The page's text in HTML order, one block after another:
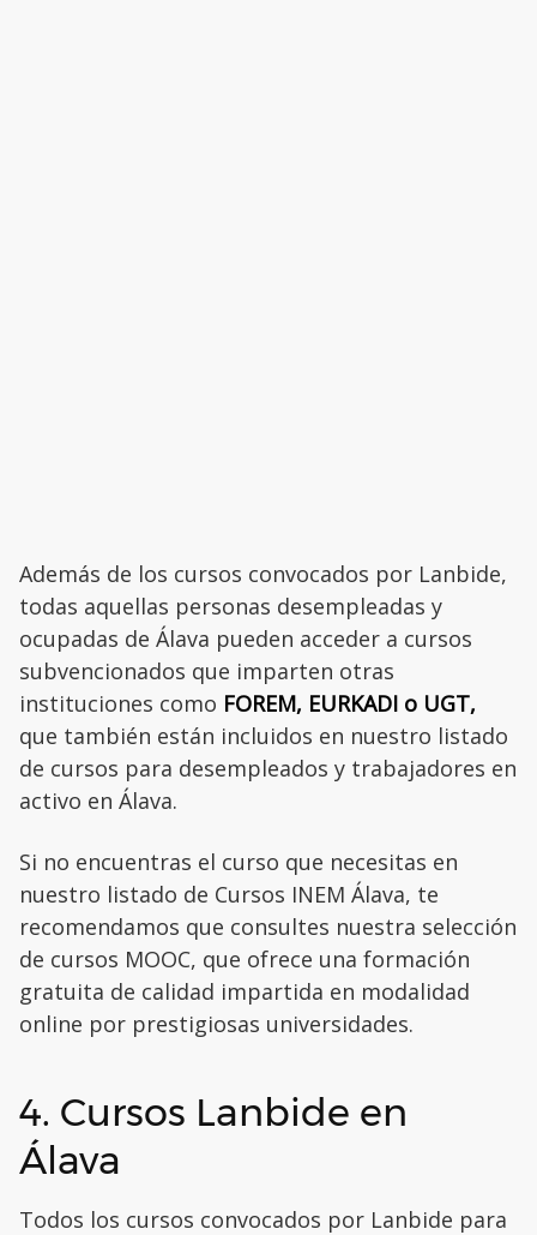
Además de los cursos convocados por Lanbide,
todas aquellas personas desempleadas y
ocupadas de Álava pueden acceder a cursos
subvencionados que imparten otras
instituciones como FOREM, EURKADI o UGT,
que también están incluidos en nuestro listado
de cursos para desempleados y trabajadores en
activo en Álava.
Si no encuentras el curso que necesitas en
nuestro listado de Cursos INEM Álava, te
recomendamos que consultes nuestra selección
de cursos MOOC, que ofrece una formación
gratuita de calidad impartida en modalidad
online por prestigiosas universidades.
4. Cursos Lanbide en
Álava
Todos los cursos convocados por Lanbide para